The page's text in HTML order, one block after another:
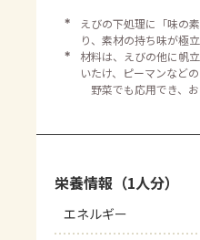
＊
えびの下処理に「味の
り、素材の持ち味が極立
＊
材料は、えびの他に帆
いたけ、ピーマンなどの
野菜でも応用でき、お
栄養情報（1人分）
エネルギー